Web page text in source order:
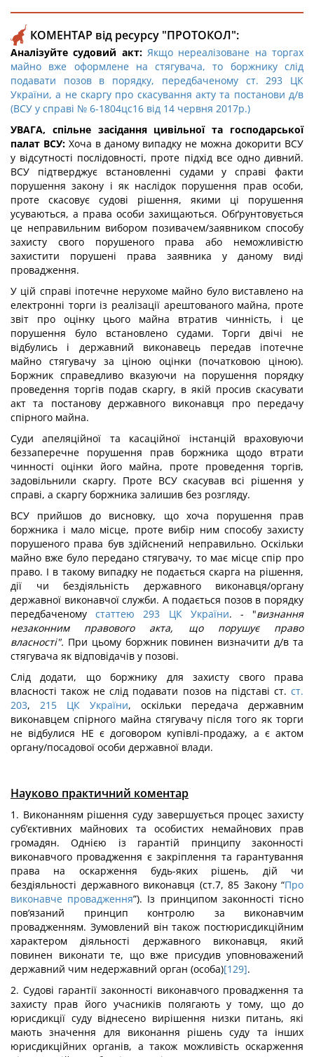
КОМЕНТАР від ресурсу "ПРОТОКОЛ":
Аналізуйте судовий акт: Якщо нереалізоване на торгах
майно вже оформлене на стягувача, то боржнику слід
подавати позов в порядку, передбаченому ст. 293 ЦК
України, а не скаргу про скасування акту та постанови д/в
(ВСУ у справі № 6-1804цс16 від 14 червня 2017р.)
УВАГА, спільне засідання цивільної та господарської
палат ВСУ: Хоча в даному випадку не можна докорити ВСУ
у відсутності послідовності, проте підхід все одно дивний.
ВСУ підтверджує встановленні судами у справі факти
порушення закону і як наслідок порушення прав особи,
проте скасовує судові рішення, якими ці порушення
усуваються, а права особи захищаються. Обґрунтовується
це неправильним вибором позивачем/заявником способу
захисту свого порушеного права або неможливістю
захистити порушені права заявника у даному виді
провадження.
У цій справі іпотечне нерухоме майно було виставлено на
електронні торги із реалізації арештованого майна, проте
звіт про оцінку цього майна втратив чинність, і це
порушення було встановлено судами. Торги двічі не
відбулись і державний виконавець передав іпотечне
майно стягувачу за ціною оцінки (початковою ціною).
Боржник справедливо вказуючи на порушення порядку
проведення торгів подав скаргу, в якій просив скасувати
акт та постанову державного виконавця про передачу
спірного майна.
Суди апеляційної та касаційної інстанцій враховуючи
беззаперечне порушення прав боржника щодо втрати
чинності оцінки його майна, проте проведення торгів,
задовільнили скаргу. Проте ВСУ скасував всі рішення у
справі, а скаргу боржника залишив без розгляду.
ВСУ прийшов до висновку, що хоча порушення прав
боржника і мало місце, проте вибір ним способу захисту
порушеного права був здійснений неправильно. Оскільки
майно вже було передано стягувачу, то має місце спір про
право. І в такому випадку не подається скарга на рішення,
дії чи бездіяльність державного виконавця/органу
державної виконавчої служби. А подається позов в порядку
передбаченомустаттею 293 ЦК України. - "визнання
незаконним правового акта, що порушує право
власності". При цьому боржник повинен визначити д/в та
стягувача як відповідачів у позові.
Слід додати, що боржнику для захисту свого права
власності також не слід подавати позов на підставі ст. ст.
203, 215 ЦК України, оскільки передача державним
виконавцем спірного майна стягувачу після того як торги
не відбулися НЕ є договором купівлі-продажу, а є актом
органу/посадової особи державної влади.
Науково практичний коментар
1. Виконанням рішення суду завершується процес захисту
суб’єктивних майнових та особистих немайнових прав
громадян. Однією із гарантій принципу законності
виконавчого провадження є закріплення та гарантування
права на оскарження будь-яких рішень, дій чи
бездіяльності державного виконавця (ст.7, 85 Закону “Про
виконавче провадження”). Із принципом законності тісно
пов’язаний принцип контролю за виконавчим
провадженням. Зумовлений він також постюрисдикційним
характером діяльності державного виконавця, який
повинен виконати те, що вже присудив уповноважений
державний чим недержавний орган (особа)[129].
2. Судові гарантії законності виконавчого провадження та
захисту прав його учасників полягають у тому, що до
юрисдикції суду віднесено вирішення низки питань, які
мають значення для виконання рішень суду та інших
юрисдикційних органів, а також можливість оскарження